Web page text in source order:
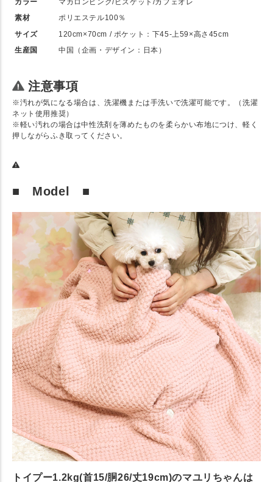
カラー
マカロンピンク/ビスケット/カフェオレ
素材
ポリエステル100％
サイズ
120cm×70cm / ポケット：下45-上59×高さ45cm
生産国
中国（企画・デザイン：日本）
注意事項
※汚れが気になる場合は、洗濯機または手洗いで洗濯可能です。（洗濯
ネット使用推奨）
※軽い汚れの場合は中性洗剤を薄めたものを柔らかい布地につけ、軽く
押しながらふき取ってください。
■ Model ■
トイプー1.2kg(首15/胴26/丈19cm)のマユリちゃんは